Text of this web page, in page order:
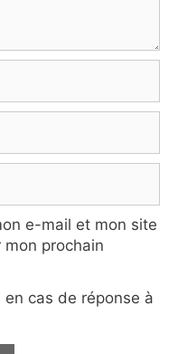
e-mail et mon site
prochain
cas de réponse à